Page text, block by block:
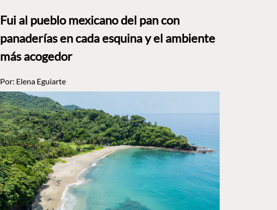
Fui al pueblo mexicano del pan con
panaderías en cada esquina y el ambiente
más acogedor
Por: Elena Eguiarte